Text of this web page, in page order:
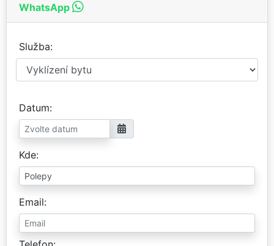
WhatsApp
Služba
Datum
Kde
Email